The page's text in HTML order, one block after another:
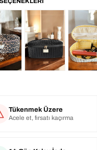
Tükenmek Üzere
Acele et, fırsatı kaçırma